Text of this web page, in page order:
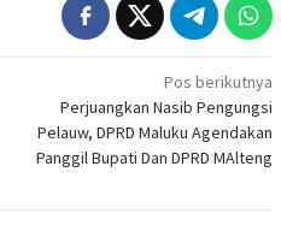
Pos berikutnya
Perjuangkan Nasib Pengungsi
Pelauw, DPRD Maluku Agendakan
Panggil Bupati Dan DPRD MAlteng